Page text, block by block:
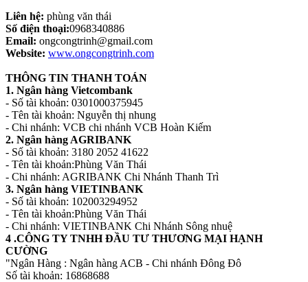
Liên hệ: phùng văn thái
Số điện thoại:0968340886
Email: ongcongtrinh@gmail.com
Website: www.ongcongtrinh.com
THÔNG TIN THANH TOÁN
1. Ngân hàng Vietcombank
- Số tài khoản: 0301000375945
- Tên tài khoản: Nguyễn thị nhung
- Chi nhánh: VCB chi nhánh VCB Hoàn Kiếm
2. Ngân hàng AGRIBANK
- Số tài khoản: 3180 2052 41622
- Tên tài khoản:Phùng Văn Thái
- Chi nhánh: AGRIBANK Chi Nhánh Thanh Trì
3. Ngân hàng VIETINBANK
- Số tài khoản: 102003294952
- Tên tài khoản:Phùng Văn Thái
- Chi nhánh: VIETINBANK Chi Nhánh Sông nhuệ
4 .CÔNG TY TNHH ĐẦU TƯ THƯƠNG MẠI HẠNH
CƯỜNG
"Ngân Hàng : Ngân hàng ACB - Chi nhánh Đông Đô
Số tài khoản: 16868688